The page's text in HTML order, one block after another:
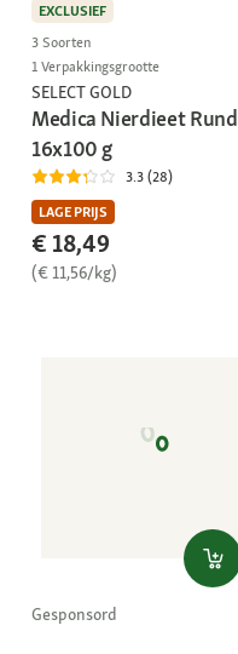
EXCLUSIEF
3 Soorten
1 Verpakkingsgrootte
SELECT GOLD
Medica Nierdieet Rund
16x100 g
3.3 (28)
LAGE PRIJS
€ 18,49
(€ 11,56/kg)
Gesponsord